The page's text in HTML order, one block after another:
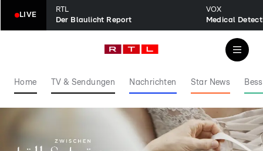
LIVE
RTL
Der Blaulicht Report
VOX
Home TV & Sendungen Nachrichten Star News